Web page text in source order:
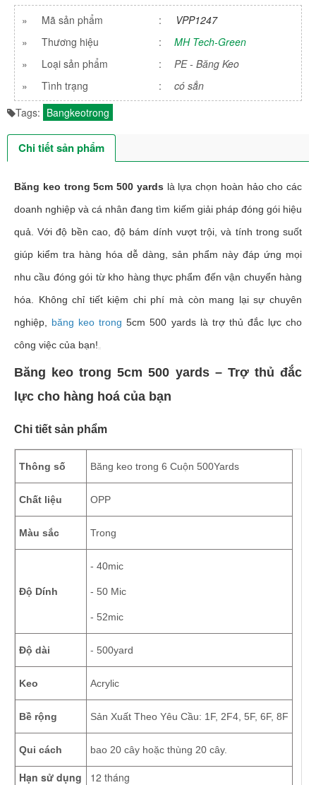
» Mã sản phẩm :
VPP1247
»
Thương hiệu :
MH Tech-Green
»
Loại sản phẩm :
PE - Băng Keo
»
Tình trạng :
có sẳn
Tags: Bangkeotrong
Chi tiết sản phẩm
Băng keo trong 5cm 500 yards là lựa chọn hoàn hảo cho các
doanh nghiệp và cá nhân đang tìm kiếm giải pháp đóng gói hiệu
quả. Với độ bền cao, độ bám dính vượt trội, và tính trong suốt
giúp kiểm tra hàng hóa dễ dàng, sản phẩm này đáp ứng mọi
nhu cầu đóng gói từ kho hàng thực phẩm đến vận chuyển hàng
hóa. Không chỉ tiết kiệm chi phí mà còn mang lại sự chuyên
nghiệp, băng keo trong 5cm 500 yards là trợ thủ đắc lực cho
công việc của bạn!
Băng keo trong 5cm 500 yards – Trợ thủ đắc
lực cho hàng hoá của bạn
Chi tiết sản phẩm
Thông số Băng keo trong 6 Cuộn 500Yards
Chất liệu OPP
Màu sắc Trong
Độ Dính
- 40mic
- 50 Mic
- 52mic
Độ dài - 500yard
Keo Acrylic
Bề rộng Sản Xuất Theo Yêu Cầu: 1F, 2F4, 5F, 6F, 8F
Qui cách bao 20 cây hoặc thùng 20 cây.
Hạn sử dụng
12 tháng